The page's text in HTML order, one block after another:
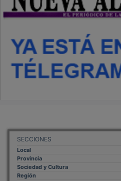
SECCIONES
Local
Provincia
Sociedad y Cultura
Región
Deportes